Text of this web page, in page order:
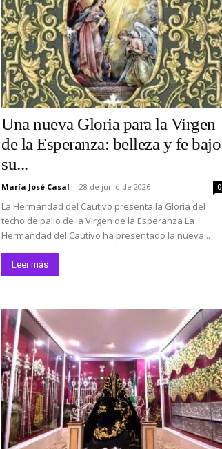
Una nueva Gloria para la Virgen
de la Esperanza: belleza y fe bajo
su...
María José Casal - 28 de junio de 2026 0
La Hermandad del Cautivo presenta la Gloria del
techo de palio de la Virgen de la Esperanza La
Hermandad del Cautivo ha presentado la nueva...
Leer más